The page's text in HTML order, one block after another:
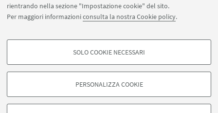
rientrando nella sezione "Impostazione cookie" del sito.
Per maggiori informazioniconsulta la nostra Cookie policy.
COOKIE DI PROFILAZIONE - FACOLTATIVI
degli utenti, creare profili in base al loro comportamento sul sito, per analisi
di marketing.
SOLO COOKIE NECESSARI
PERSONALIZZA COOKIE
Contattaci
©Copyright 2026 - ALMA MATER STUDIORUM - Università di